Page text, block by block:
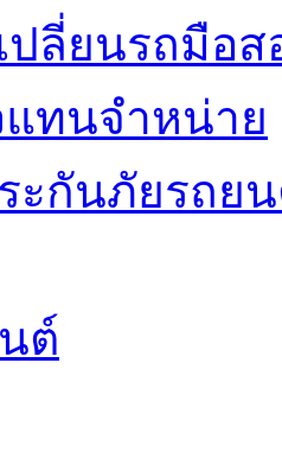
ลี่ยนรถมือส
ทนจำหน่าย
ะกันภัยรถย
ต์